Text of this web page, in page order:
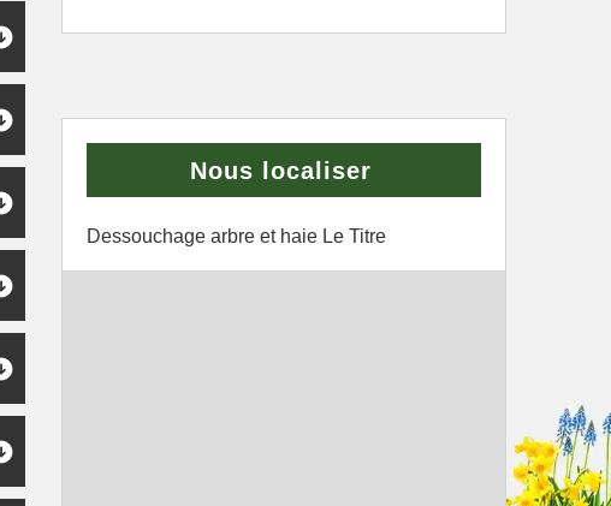
Nous localiser
Dessouchage arbre et haie Le Titre